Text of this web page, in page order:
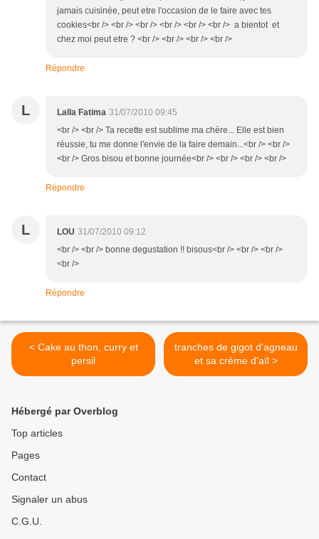
jamais cuisinée, peut etre l'occasion de le faire avec tes
cookies<br /> <br /> <br /> <br /> <br /> <br /> a bientot et
chez moi peut etre ? <br /> <br /> <br /> <br />
Répondre
L Lalla Fatima 31/07/2010 09:45
<br /> <br /> Ta recette est sublime ma chère... Elle est bien
réussie, tu me donne l'envie de la faire demain...<br /> <br />
<br /> Gros bisou et bonne journée<br /> <br /> <br /> <br />
Répondre
L LOU 31/07/2010 09:12
<br /> <br /> bonne degustation !! bisous<br /> <br /> <br />
<br />
Répondre
< Cake au thon, curry et
persil
tranches de gigot d'agneau
et sa crème d'aïl >
Hébergé par Overblog
Top articles
Pages
Contact
Signaler un abus
C.G.U.